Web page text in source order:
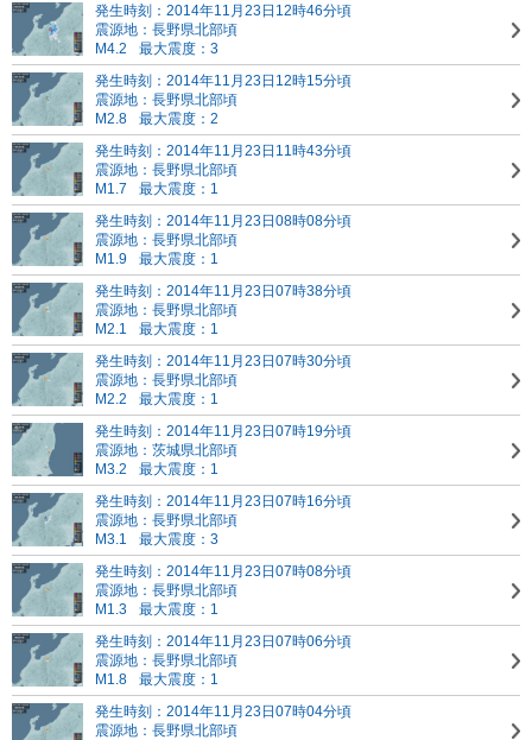
発生時刻：2014年11月23日12時46分頃
震源地：長野県北部頃
M4.2
最大震度：3
発生時刻：2014年11月23日12時15分頃
震源地：長野県北部頃
M2.8
最大震度：2
発生時刻：2014年11月23日11時43分頃
震源地：長野県北部頃
M1.7
最大震度：1
発生時刻：2014年11月23日08時08分頃
震源地：長野県北部頃
M1.9
最大震度：1
発生時刻：2014年11月23日07時38分頃
震源地：長野県北部頃
M2.1
最大震度：1
発生時刻：2014年11月23日07時30分頃
震源地：長野県北部頃
M2.2
最大震度：1
発生時刻：2014年11月23日07時19分頃
震源地：茨城県北部頃
M3.2
最大震度：1
発生時刻：2014年11月23日07時16分頃
震源地：長野県北部頃
M3.1
最大震度：3
発生時刻：2014年11月23日07時08分頃
震源地：長野県北部頃
M1.3
最大震度：1
発生時刻：2014年11月23日07時06分頃
震源地：長野県北部頃
M1.8
最大震度：1
発生時刻：2014年11月23日07時04分頃
震源地：長野県北部頃